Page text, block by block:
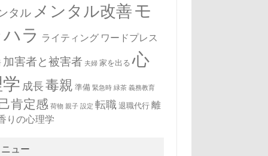
タル メンタル改善 モ
ラ ライティング ワードプレス
加害者と被害者 夫婦 家を出る 心
成長毒親 準備 緊急時 緑茶 義務教育
肯定感 荷物 親子 設定 転職 退職代行 離
りの心理学
ュー